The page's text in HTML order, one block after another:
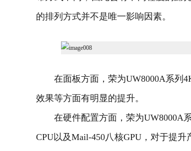
的排列方式并不是唯一影响因素。
在面板方面，荣为UW8000A系列
效果等方面有明显的提升。
在硬件配置方面，荣为UW8000A系
CPU以及Mail-450八核GPU，对于提